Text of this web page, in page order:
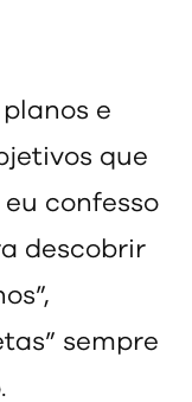
e
que
confesso
descobrir
sempre